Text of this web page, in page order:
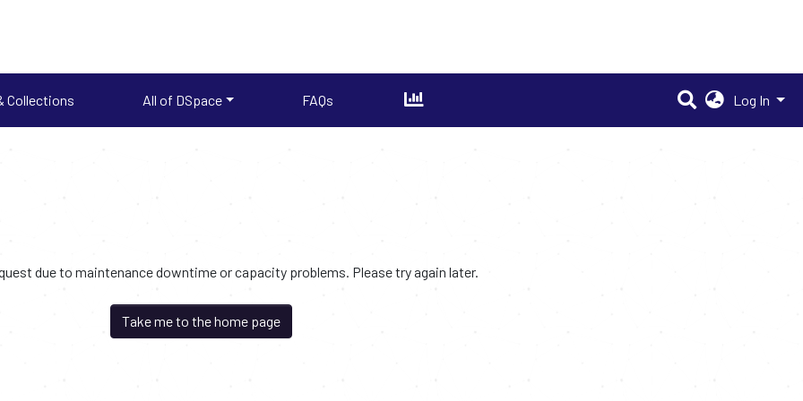
Collections All of DSpace FAQs Log In
due to maintenance downtime or capacity problems. Please try again later.
Take me to the home page